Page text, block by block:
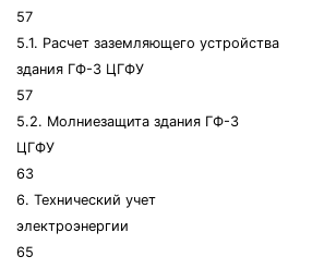
57
5.1. Расчет заземляющего устройства
здания ГФ-3 ЦГФУ
57
5.2. Молниезащита здания ГФ-3
ЦГФУ
63
6. Технический учет
электроэнергии
65